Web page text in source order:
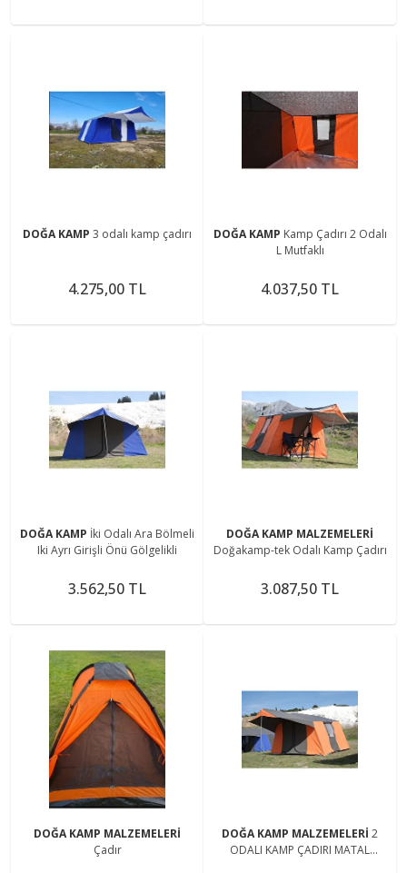
DOĞA KAMP 3 odalı kamp çadırı
4.275,00 TL
DOĞA KAMP Kamp Çadırı 2 Odalı
L Mutfaklı
4.037,50 TL
DOĞA KAMP İki Odalı Ara Bölmeli
Iki Ayrı Girişli Önü Gölgelikli
3.562,50 TL
DOĞA KAMP MALZEMELERİ
Doğakamp-tek Odalı Kamp Çadırı
3.087,50 TL
DOĞA KAMP MALZEMELERİ
Çadır
DOĞA KAMP MALZEMELERİ 2
ODALI KAMP ÇADIRI MATAL